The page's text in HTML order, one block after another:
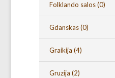
Folklando salos(0)
Gdanskas(0)
Graikija (4)
Gruzija (2)